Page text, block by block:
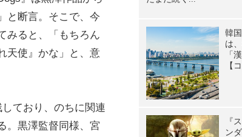
と断言。そこで、今
みると、「もちろん
天使』かな」と、意
ており、のちに関連
。黒澤監督同様、宮